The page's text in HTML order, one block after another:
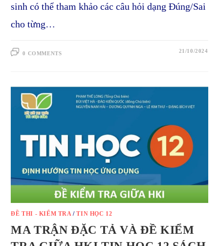
sinh có thể tham khảo các câu hỏi dạng Đúng/Sai
cho từng…
0 COMMENTS 21/10/2024
ĐỀ THI - KIỂM TRA/TIN HỌC 12
MA TRẬN ĐẶC TẢ VÀ ĐỀ KIỂM